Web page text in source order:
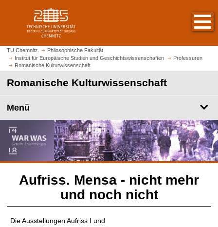
e
m
t
s
e
i
a
f
r
u
f
TU Chemnitz
Philosophische Fakultät
Institut für Europäische Studien und Geschichtswissenschaften
Professuren
Romanische Kulturwissenschaft
Romanische Kulturwissenschaft
Menü
Aufriss. Mensa - nicht mehr
und noch nicht
Die Ausstellungen Aufriss I und